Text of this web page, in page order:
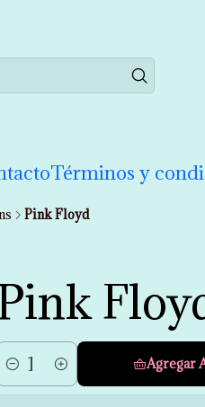
Términos y
Pink Floyd
Cantidad
Agregar